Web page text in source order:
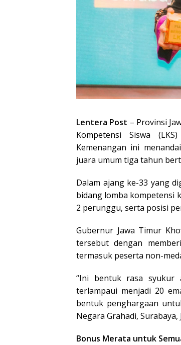
Lentera Post – Provinsi
Kompetensi Siswa
Kemenangan ini
juara umum tiga tahun
Dalam ajang ke-33 yang
bidang lomba kompetensi
2 perunggu, serta posisi
Gubernur Jawa Timur
tersebut dengan
termasuk peserta non-
“Ini bentuk rasa syukur
terlampaui menjadi 20
bentuk penghargaan
Negara Grahadi, Surabaya,
Bonus Merata untuk